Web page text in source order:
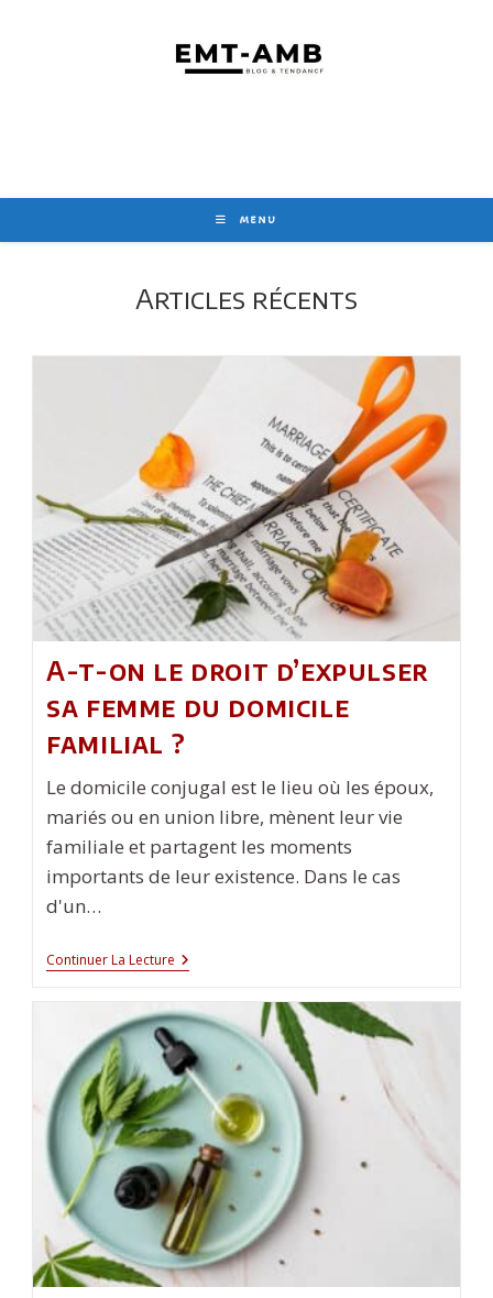
MENU
Articles récents
A-t-on le droit d’expulser
sa femme du domicile
familial ?
Le domicile conjugal est le lieu où les époux,
mariés ou en union libre, mènent leur vie
familiale et partagent les moments
importants de leur existence. Dans le cas
d'un…
Continuer La Lecture A-
T-
Le
Droit
D’expulser
Sa
Femme
Du
Domicile
Familial
?